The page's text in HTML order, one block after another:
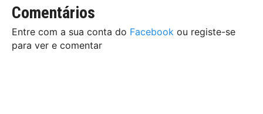
Comentários
Entre com a sua conta do Facebook ou registe-se
para ver e comentar